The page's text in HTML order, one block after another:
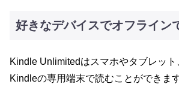
好きなデバイスでオフライン
Kindle Unlimitedはスマホやタブレット
Kindleの専用端末で読むことができます